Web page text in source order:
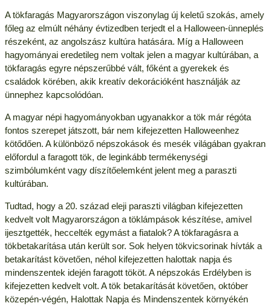
A tökfaragás Magyarországon viszonylag új keletű szokás, amely
főleg az elmúlt néhány évtizedben terjedt el a Halloween-ünneplés
részeként, az angolszász kultúra hatására. Míg a Halloween
hagyományai eredetileg nem voltak jelen a magyar kultúrában, a
tökfaragás egyre népszerűbbé vált, főként a gyerekek és
családok körében, akik kreatív dekorációként használják az
ünnephez kapcsolódóan.
A magyar népi hagyományokban ugyanakkor a tök már régóta
fontos szerepet játszott, bár nem kifejezetten Halloweenhez
kötődően. A különböző népszokások és mesék világában gyakran
előfordul a faragott tök, de leginkább termékenységi
szimbólumként vagy díszítőelemként jelent meg a paraszti
kultúrában.
Tudtad, hogy a 20. század eleji paraszti világban kifejezetten
kedvelt volt Magyarországon a töklámpások készítése, amivel
ijesztgették, heccelték egymást a fiatalok? A tökfaragásra a
tökbetakarítása után került sor. Sok helyen tökvicsorinak hívták a
betakarítást követően, néhol kifejezetten halottak napja és
mindenszentek idején faragott tököt. A népszokás Erdélyben is
kifejezetten kedvelt volt. A tök betakarítását követően, október
közepén-végén, Halottak Napja és Mindenszentek környékén